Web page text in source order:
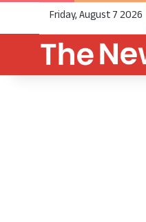
Friday, August 7 2026